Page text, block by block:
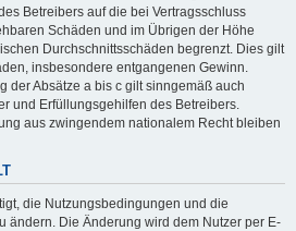
Betreibers auf die bei Vertragsschluss
Schäden und im Übrigen der Höhe
Durchschnittsschäden begrenzt. Dies gilt
insbesondere entgangenen Gewinn.
der Absätze a bis c gilt sinngemäß auch
und Erfüllungsgehilfen des Betreibers.
aus zwingendem nationalem Recht bleiben
die Nutzungsbedingungen und die
ändern. Die Änderung wird dem Nutzer per E-